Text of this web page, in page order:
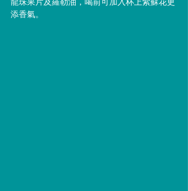
龍珠果片及羅勒油，喝前可加入杯上紫蘇花更
添香氣。